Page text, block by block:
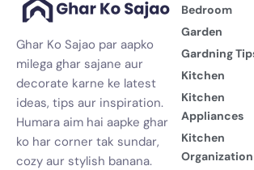
Ghar Ko Sajao par aapko
milega ghar sajane aur
decorate karne ke latest
ideas, tips aur inspiration.
Humara aim hai aapke ghar
ko har corner tak sundar,
cozy aur stylish banana.
Bedroom
Garden
Gardning
Kitchen
Kitchen
Appliances
Kitchen
Organization